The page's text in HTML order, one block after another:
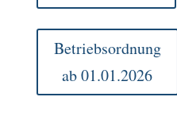
Betriebsordnung
ab 01.01.2026